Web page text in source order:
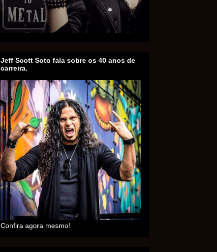
Jeff Scott Soto fala sobre os 40 anos de
carreira.
Confira agora mesmo!